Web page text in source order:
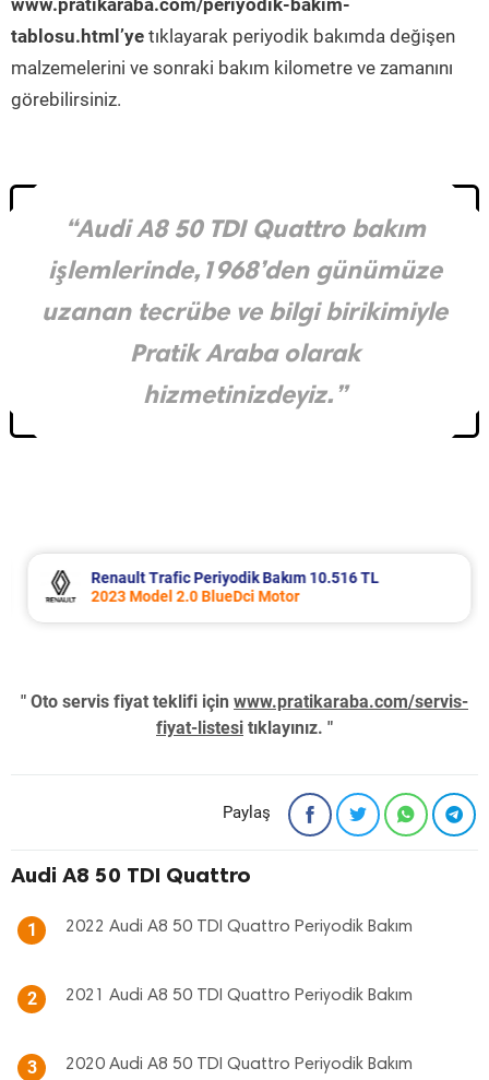
www.pratikaraba.com/periyodik-bakim-
tablosu.html’ye tıklayarak periyodik bakımda değişen
malzemelerini ve sonraki bakım kilometre ve zamanını
görebilirsiniz.
“Audi A8 50 TDI Quattro bakım
işlemlerinde,1968’den günümüze
uzanan tecrübe ve bilgi birikimiyle
Pratik Araba olarak
hizmetinizdeyiz.”
Renault Trafic Periyodik Bakım 10.516 TL
2023 Model 2.0 BlueDci Motor
" Oto servis fiyat teklifi için www.pratikaraba.com/servis-
fiyat-listesi tıklayınız. "
Paylaş
Audi A8 50 TDI Quattro
1 2022 Audi A8 50 TDI Quattro Periyodik Bakım
2 2021 Audi A8 50 TDI Quattro Periyodik Bakım
3 2020 Audi A8 50 TDI Quattro Periyodik Bakım